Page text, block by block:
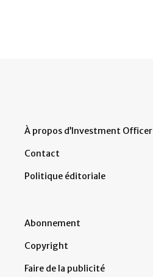
À propos d’Investment Officer
Contact
Politique éditoriale
Abonnement
Copyright
Faire de la publicité